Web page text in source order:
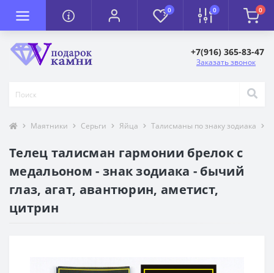
0 0 0
+7(916) 365-83-47
Заказать звонок
Маятники Серьги Яйца Талисманы по знаку зодиака
Телец талисман гармонии брелок с
медальоном - знак зодиака - бычий
глаз, агат, авантюрин, аметист,
цитрин